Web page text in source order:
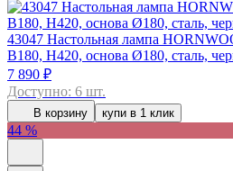
43047 Настольная лампа
B180, H420, основа Ø180, сталь,
7 890 ₽
Доступно: 6 шт.
В корзину купи в 1 клик
44 %